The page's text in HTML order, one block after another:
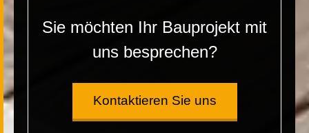
Sie möchten Ihr Bauprojekt mit
uns besprechen?
Kontaktieren Sie uns